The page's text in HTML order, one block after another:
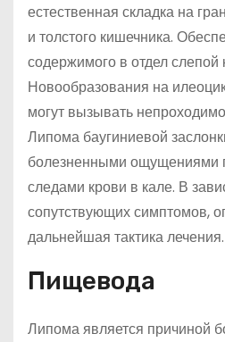
естественная складка на
и толстого кишечника.
содержимого в отдел слепой
Новообразования на
могут вызывать
Липома баугиниевой
болезненными ощущениями
следами крови в кале. В
сопутствующих симптомов,
дальнейшая тактика лечения.
Пищевода
Липома является причиной